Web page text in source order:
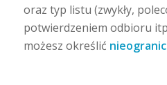
oraz typ listu (zwykły,
potwierdzeniem odbioru
możesz określić